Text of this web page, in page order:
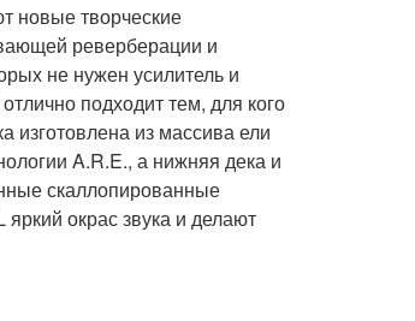
новые творческие
реверберации и
не нужен усилитель и
подходит тем, для кого
изготовлена из массива ели
A.R.E., а нижняя дека и
скаллопированные
окрас звука и делают